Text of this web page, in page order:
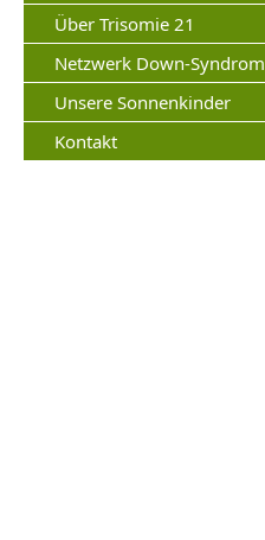
Über Trisomie 21
Netzwerk Down-Syndrom
Unsere Sonnenkinder
Kontakt